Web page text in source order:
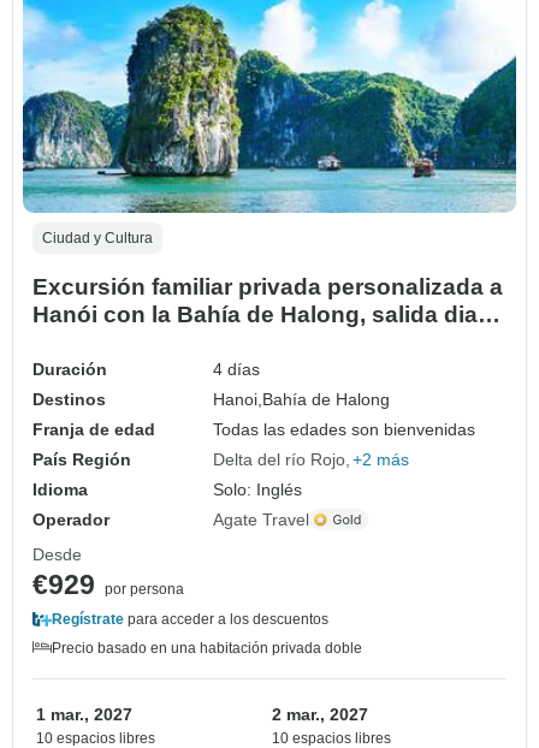
Ciudad y Cultura
Excursión familiar privada personalizada a
Hanói con la Bahía de Halong, salida diaria
Duración
4 días
Destinos
Hanoi, Bahía de Halong
Franja de edad
Todas las edades son bienvenidas
País Región
Delta del río Rojo +2 más
Idioma
Solo: Inglés
Operador
Agate Travel
Desde
€929
por persona
Regístrate para acceder a los descuentos
Precio basado en una habitación privada doble
1 mar., 2027
10 espacios libres
2 mar., 2027
10 espacios libres